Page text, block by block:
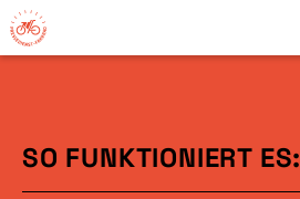
SO FUNKTIONIERT ES: